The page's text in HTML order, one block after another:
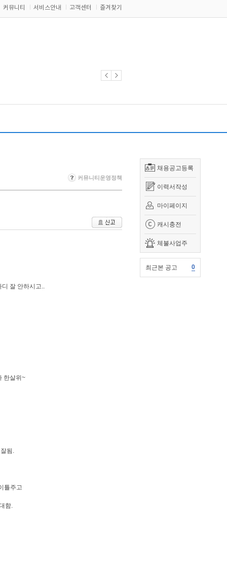
커뮤니티 서비스안내 고객센터 즐겨찾기
채용공고등록
이력서작성
마이페이지
캐시충전
체불사업주
최근본 공고 0
커뮤니티운영정책
잘 안하시고..
한살위~
됨.
틀주고
함.